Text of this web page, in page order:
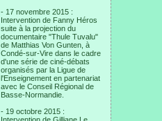
- 17 novembre 2015 :
Intervention de Fanny Héros
suite à la projection du
documentaire "Thule Tuvalu"
de Matthias Von Gunten, à
Condé-sur-Vire dans le cadre
d'une série de ciné-débats
organisés par la Ligue de
l'Enseignement en partenariat
avec le Conseil Régional de
Basse-Normandie.
- 19 octobre 2015 :